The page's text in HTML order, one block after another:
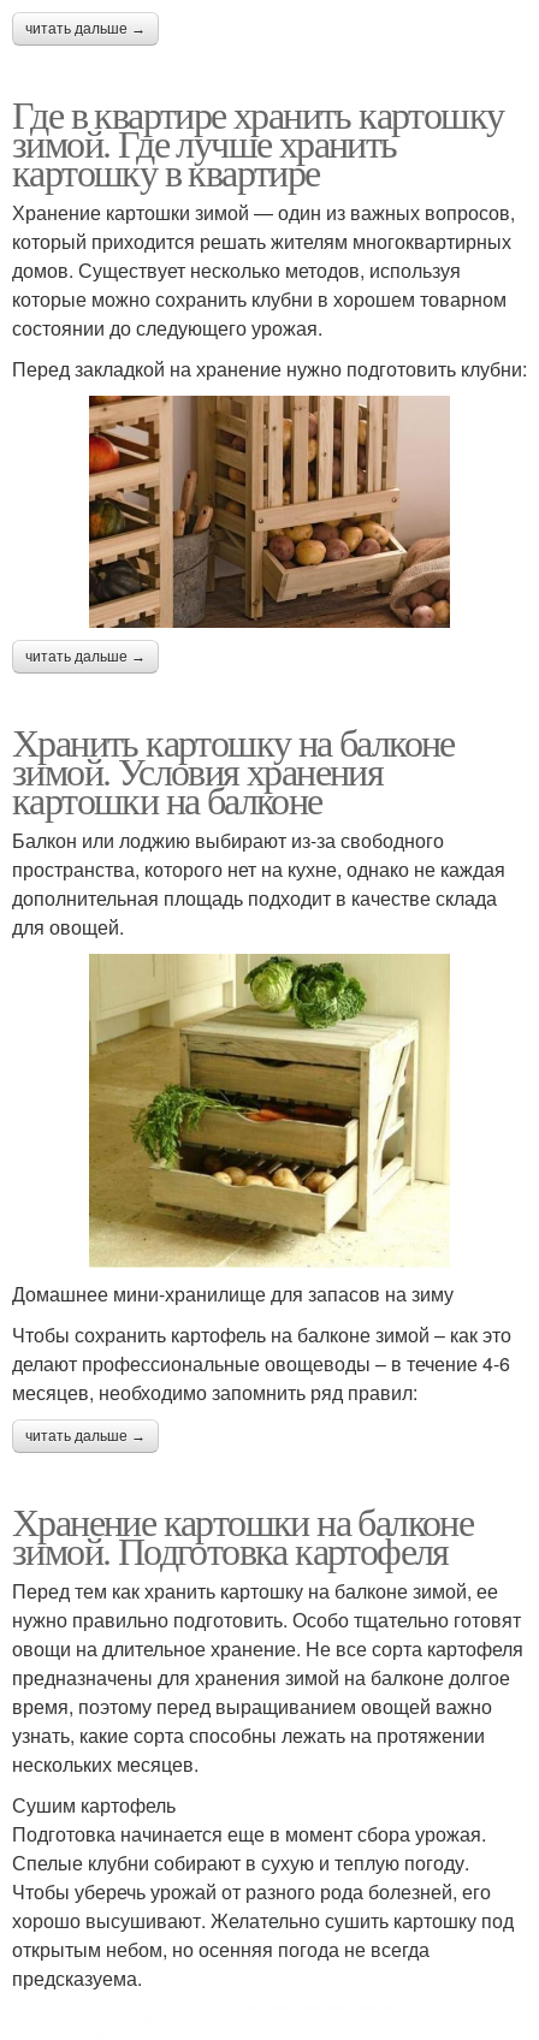
читать дальше →
Где в квартире хранить картошку
зимой. Где лучше хранить
картошку в квартире
Хранение картошки зимой — один из важных вопросов,
который приходится решать жителям многоквартирных
домов. Существует несколько методов, используя
которые можно сохранить клубни в хорошем товарном
состоянии до следующего урожая.
Перед закладкой на хранение нужно подготовить клубни:
читать дальше →
Хранить картошку на балконе
зимой. Условия хранения
картошки на балконе
Балкон или лоджию выбирают из-за свободного
пространства, которого нет на кухне, однако не каждая
дополнительная площадь подходит в качестве склада
для овощей.
Домашнее мини-хранилище для запасов на зиму
Чтобы сохранить картофель на балконе зимой – как это
делают профессиональные овощеводы – в течение 4-6
месяцев, необходимо запомнить ряд правил:
читать дальше →
Хранение картошки на балконе
зимой. Подготовка картофеля
Перед тем как хранить картошку на балконе зимой, ее
нужно правильно подготовить. Особо тщательно готовят
овощи на длительное хранение. Не все сорта картофеля
предназначены для хранения зимой на балконе долгое
время, поэтому перед выращиванием овощей важно
узнать, какие сорта способны лежать на протяжении
нескольких месяцев.
Сушим картофель
Подготовка начинается еще в момент сбора урожая.
Спелые клубни собирают в сухую и теплую погоду.
Чтобы уберечь урожай от разного рода болезней, его
хорошо высушивают. Желательно сушить картошку под
открытым небом, но осенняя погода не всегда
предсказуема.